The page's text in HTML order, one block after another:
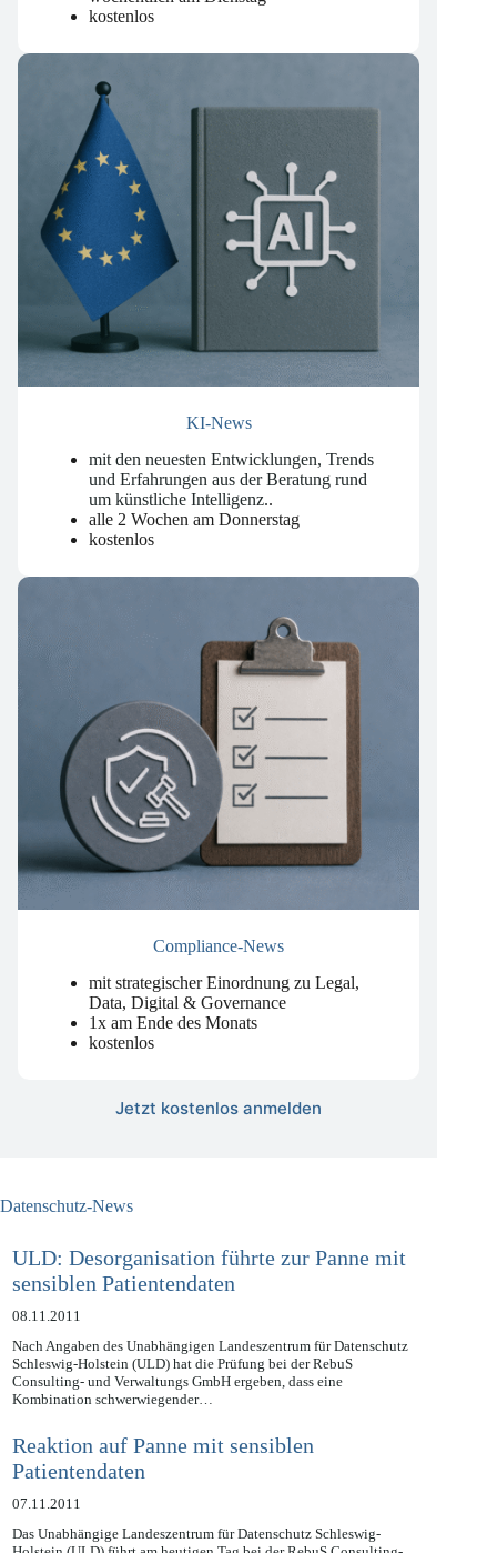
kostenlos
KI-News
mit den neuesten Entwicklungen, Trends
und Erfahrungen aus der Beratung rund
um künstliche Intelligenz..
alle 2 Wochen am Donnerstag
kostenlos
Compliance-News
mit strategischer Einordnung zu Legal,
Data, Digital & Governance
1x am Ende des Monats
kostenlos
Jetzt kostenlos anmelden
Datenschutz-News
ULD: Desorganisation führte zur Panne mit
sensiblen Patientendaten
08.11.2011
Nach Angaben des Unabhängigen Landeszentrum für Datenschutz
Schleswig-Holstein (ULD) hat die Prüfung bei der RebuS
Consulting- und Verwaltungs GmbH ergeben, dass eine
Kombination schwerwiegender…
Reaktion auf Panne mit sensiblen
Patientendaten
07.11.2011
Das Unabhängige Landeszentrum für Datenschutz Schleswig-